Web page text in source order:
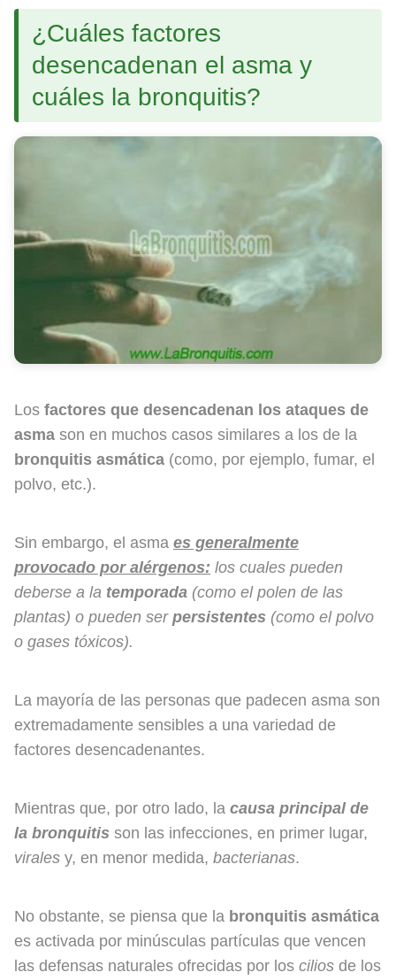
¿Cuáles factores
desencadenan el asma y
cuáles la bronquitis?
Los factores que desencadenan los ataques de
asma son en muchos casos similares a los de la
bronquitis asmática (como, por ejemplo, fumar, el
polvo, etc.).
Sin embargo, el asma es generalmente
provocado por alérgenos: los cuales pueden
deberse a la temporada (como el polen de las
plantas) o pueden ser persistentes (como el polvo
o gases tóxicos).
La mayoría de las personas que padecen asma son
extremadamente sensibles a una variedad de
factores desencadenantes.
Mientras que, por otro lado, la causa principal de
la bronquitis son las infecciones, en primer lugar,
virales y, en menor medida, bacterianas.
No obstante, se piensa que la bronquitis asmática
es activada por minúsculas partículas que vencen
las defensas naturales ofrecidas por los cilios de los